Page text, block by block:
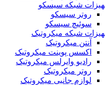
شبکه سیسکو
روتر سیسکو
سوئیچ سیسکو
شبکه میکروتیک
آنتن میکروتیک
اکسس پوینت میکروتیک
رادیو وایرلس میکروتیک
روتر میکروتیک
لوازم جانبی میکروتیک